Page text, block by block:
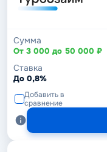
Сумма
От 3 000 до 50 000 ₽
Ставка
До 0,8%
Добавить в
сравнение